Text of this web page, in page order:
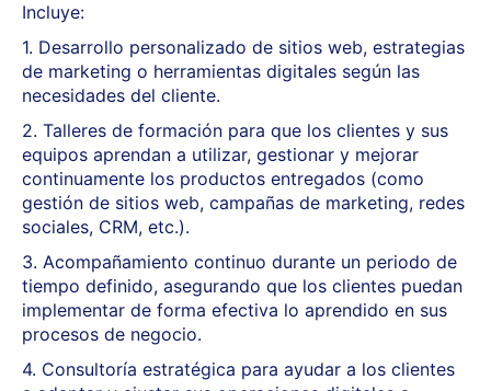
Incluye:
1. Desarrollo personalizado de sitios web, estrategias
de marketing o herramientas digitales según las
necesidades del cliente.
2. Talleres de formación para que los clientes y sus
equipos aprendan a utilizar, gestionar y mejorar
continuamente los productos entregados (como
gestión de sitios web, campañas de marketing, redes
sociales, CRM, etc.).
3. Acompañamiento continuo durante un periodo de
tiempo definido, asegurando que los clientes puedan
implementar de forma efectiva lo aprendido en sus
procesos de negocio.
4. Consultoría estratégica para ayudar a los clientes